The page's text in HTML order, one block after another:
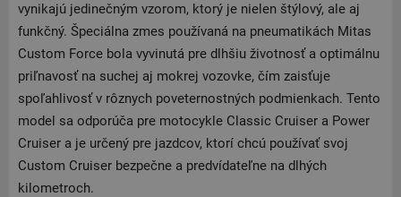
vynikajú jedinečným vzorom, ktorý je nielen štýlový, ale aj
funkčný. Špeciálna zmes používaná na pneumatikách Mitas
Custom Force bola vyvinutá pre dlhšiu životnosť a optimálnu
priľnavosť na suchej aj mokrej vozovke, čím zaisťuje
spoľahlivosť v rôznych poveternostných podmienkach. Tento
model sa odporúča pre motocykle Classic Cruiser a Power
Cruiser a je určený pre jazdcov, ktorí chcú používať svoj
Custom Cruiser bezpečne a predvídateľne na dlhých
kilometroch.